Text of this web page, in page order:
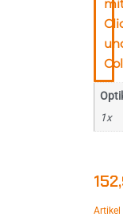
1x
Artikel